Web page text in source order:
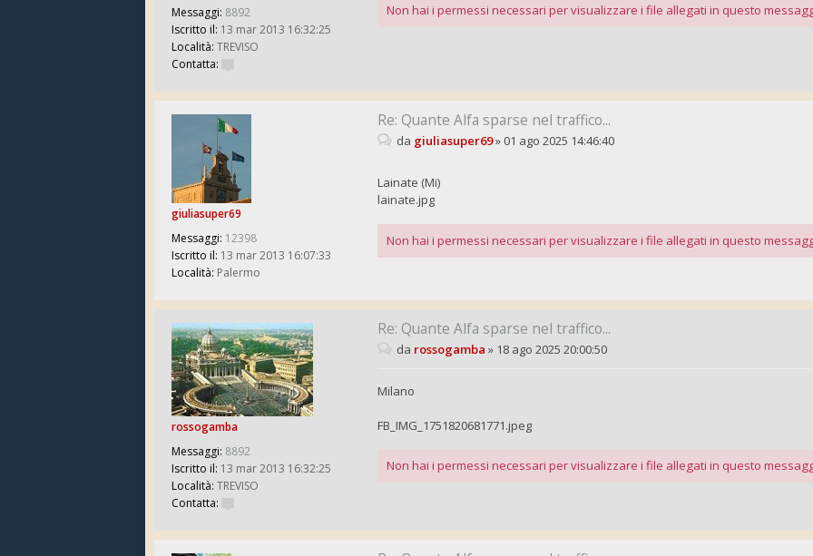
Messaggi: 8892
Iscritto il: 13 mar 2013 16:32:25
Località: TREVISO
Contatta:
Non hai i permessi necessari per visualizzare i file allegati in questo
giuliasuper69
Messaggi: 12398
Iscritto il: 13 mar 2013 16:07:33
Località: Palermo
Re: Quante Alfa sparse nel traffico...
da giuliasuper69» 01 ago 2025 14:46:40
Lainate (Mi)
lainate.jpg
Non hai i permessi necessari per visualizzare i file allegati in questo
rossogamba
Messaggi: 8892
Iscritto il: 13 mar 2013 16:32:25
Località: TREVISO
Contatta:
Re: Quante Alfa sparse nel traffico...
da rossogamba » 18 ago 2025 20:00:50
Milano
FB_IMG_1751820681771.jpeg
Non hai i permessi necessari per visualizzare i file allegati in questo